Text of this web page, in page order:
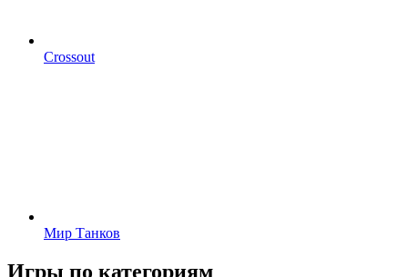
Crossout
Мир Танков
Игры по категориям